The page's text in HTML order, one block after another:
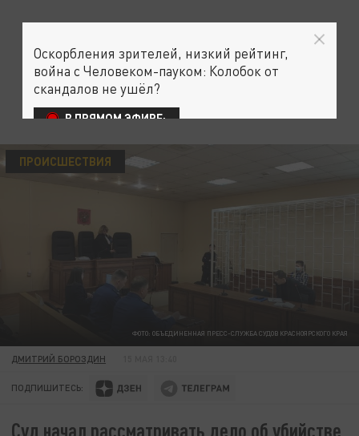
ФОТО: ОБЪЕДИНЕННАЯ ПРЕСС-СЛУЖБА СУДОВ КРАСНОЯРСКОГО КРАЯ
ПРОИСШЕСТВИЯ
ДМИТРИЙ БОРОЗДИН
ПОДПИШИТЕСЬ:
Суд начал рассматривать дело об убийстве
Оскорбления зрителей, низкий рейтинг,
война с Человеком-пауком: Колобок от
скандалов не ушёл?
В ПРЯМОМ ЭФИРЕ: